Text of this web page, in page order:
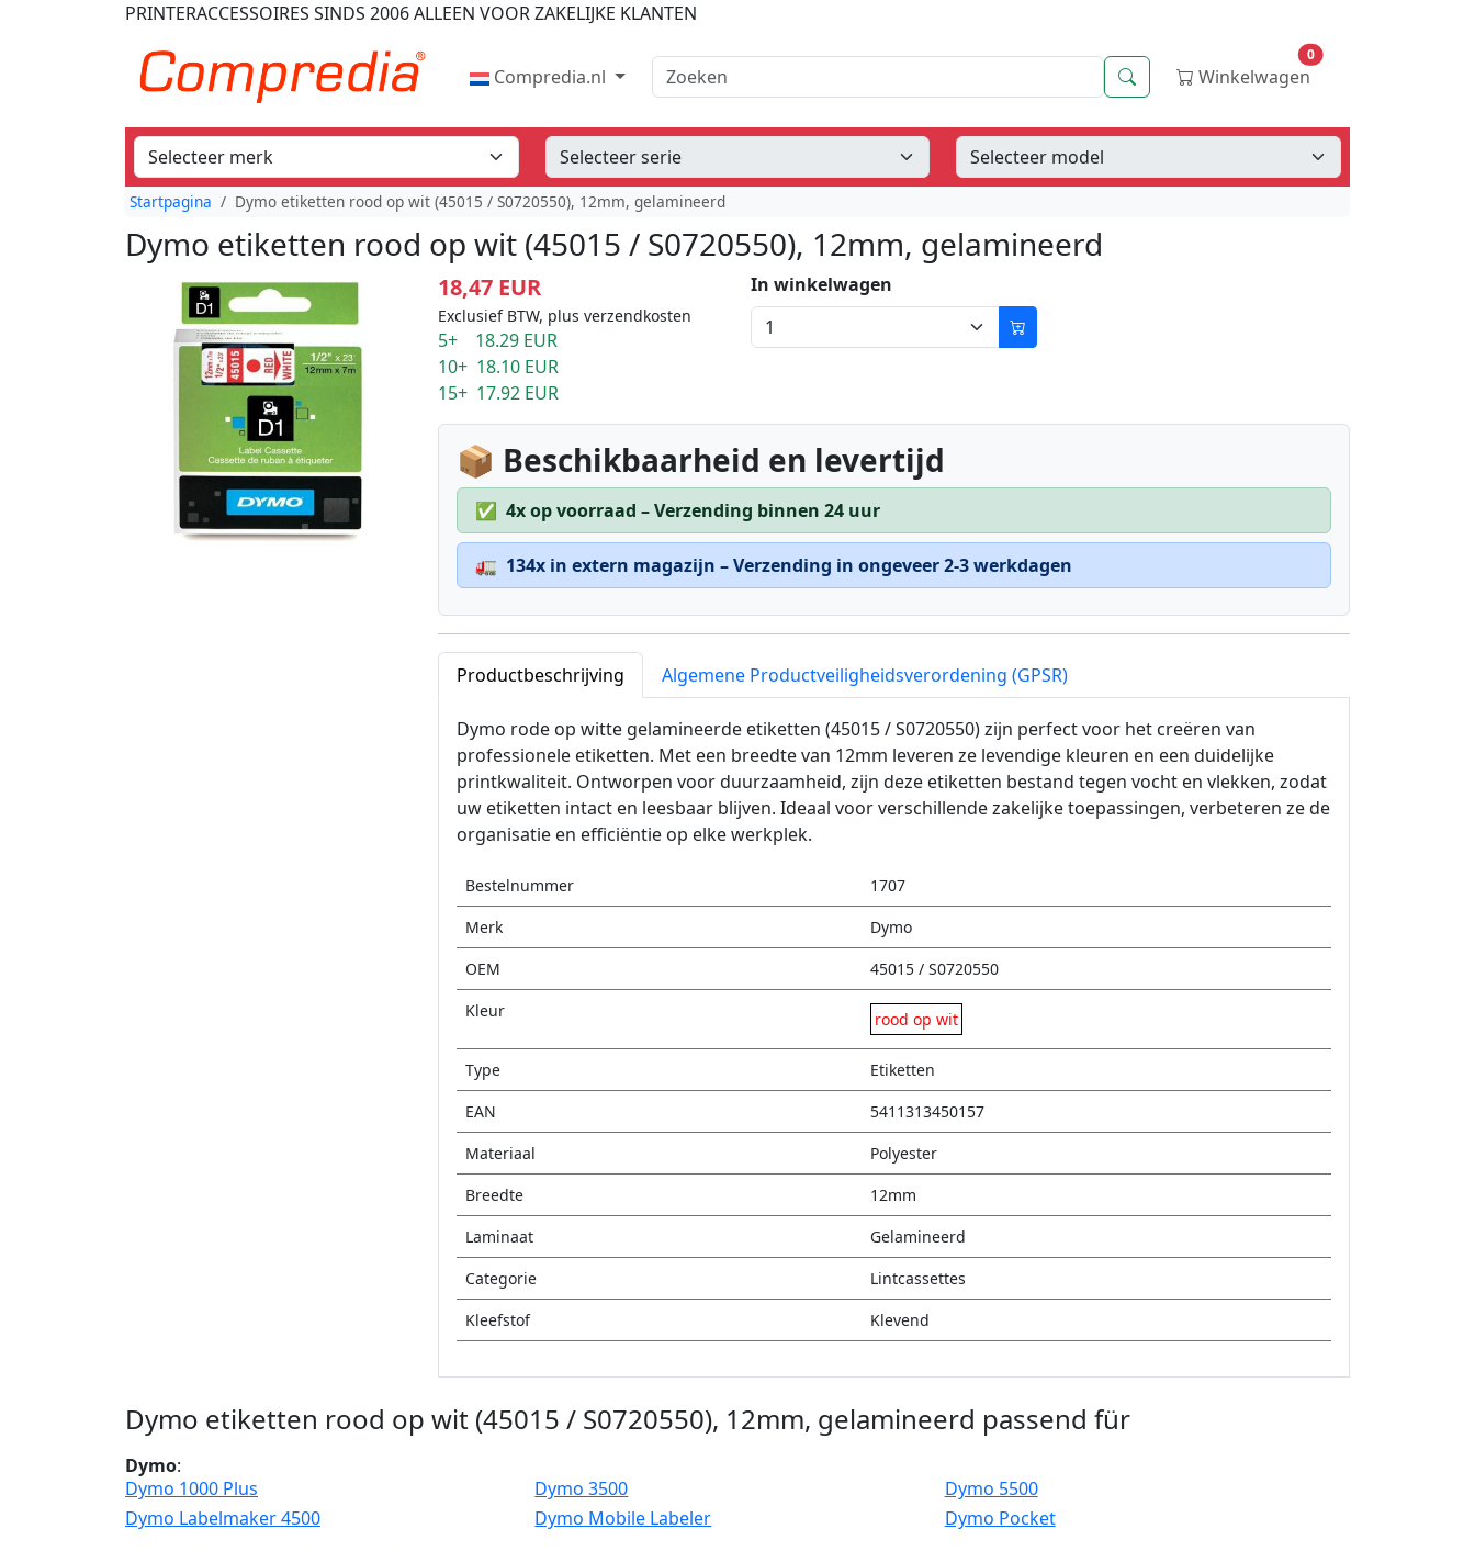
PRINTERACCESSOIRES SINDS 2006ALLEEN VOOR ZAKELIJKE KLANTEN
Compredia.nl Zoeken Zoeken Winkelwagen
0
Startpagina Dymo etiketten rood op wit (45015 / S0720550), 12mm, gelamineerd
Dymo etiketten rood op wit (45015 / S0720550), 12mm, gelamineerd
18,47 EUR
Exclusief BTW, plus verzendkosten
5+ 18.29 EUR
10+ 18.10 EUR
15+ 17.92 EUR
In winkelwagen
📦 Beschikbaarheid en levertijd
✅ 4x op voorraad – Verzending binnen 24 uur
🚛 134x in extern magazijn – Verzending in ongeveer 2-3 werkdagen
Productbeschrijving Algemene Productveiligheidsverordening (GPSR)
Dymo rode op witte gelamineerde etiketten (45015 / S0720550) zijn perfect voor het creëren van
professionele etiketten. Met een breedte van 12mm leveren ze levendige kleuren en een duidelijke
printkwaliteit. Ontworpen voor duurzaamheid, zijn deze etiketten bestand tegen vocht en vlekken, zodat
uw etiketten intact en leesbaar blijven. Ideaal voor verschillende zakelijke toepassingen, verbeteren ze de
organisatie en efficiëntie op elke werkplek.
Bestelnummer
1707
Merk
Dymo
OEM
45015 / S0720550
Kleur
rood op wit
Type
Etiketten
EAN
5411313450157
Materiaal
Polyester
Breedte
12mm
Laminaat
Gelamineerd
Categorie
Lintcassettes
Kleefstof
Klevend
Dymo etiketten rood op wit (45015 / S0720550), 12mm, gelamineerd passend für
Dymo:
Dymo 1000 Plus
Dymo 3500
Dymo 5500
Dymo Labelmaker 4500
Dymo Mobile Labeler
Dymo Pocket